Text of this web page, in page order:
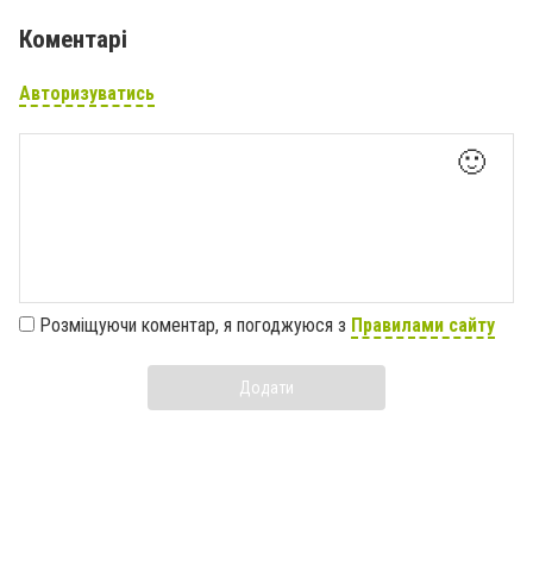
Коментарі
Авторизуватись
🙂
Розміщуючи коментар, я погоджуюся з Правилами сайту
Додати